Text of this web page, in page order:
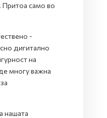
Притоа само во
-
дигитално
на
многу важна
нашата